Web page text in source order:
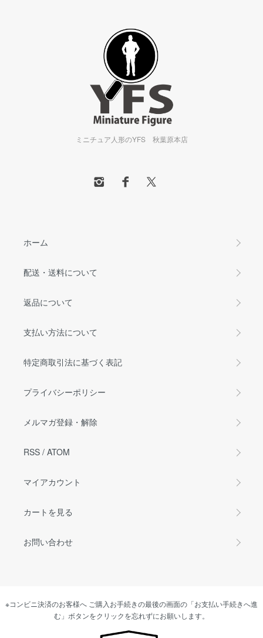
ミニチュア人形のYFS 秋葉原本店
ホーム
配送・送料について
返品について
支払い方法について
特定商取引法に基づく表記
プライバシーポリシー
メルマガ登録・解除
RSS / ATOM
マイアカウント
カートを見る
お問い合わせ
※コンビニ決済のお客様へ ご購入お手続きの最後の画面の「お支払い手続きへ進
む」ボタンをクリックを忘れずにお願いします。